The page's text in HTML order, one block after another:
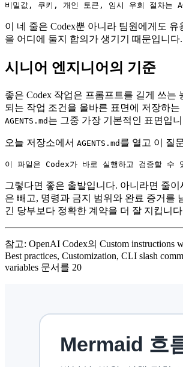
비밀값, 쿠키, 개인 토큰, 임시 우회 절차는
이 네 줄은 Codex뿐 아니라 팀원에게도 유
을 어디에 둘지 합의가 생기기 때문입니다.
시니어 엔지니어의 기준
좋은 Codex 작업은 프롬프트를 길게 쓰는
되는 작업 조건을 올바른 표면에 저장하
AGENTS.md 는 그중 가장 기본적인 표면입
오늘 저장소에서 AGENTS.md 를 열고 이 질
이 파일은 Codex가 바로 실행하고 검증할 수
그렇다면 좋은 출발입니다. 아니라면 줄이
은 빼고, 명령과 금지 범위와 완료 증거를
긴 당부보다 정확한 계약을 더 잘 지킵니
참고: OpenAI Codex의 Custom instructions
Best practices, Customization, CLI slash
variables 문서를 20